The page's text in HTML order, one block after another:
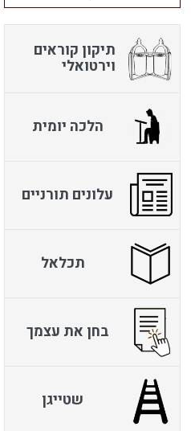
תיקון קוראים
וירטואלי
הלכה יומית
עלונים תורניים
תכלאל
בחן את עצמך
שטייגן